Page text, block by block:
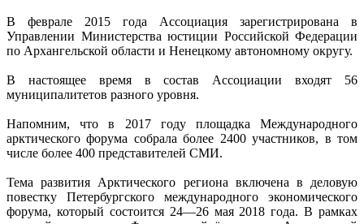
В феврале 2015 года Ассоциация зарегистрирована в
Управлении Министерства юстиции Российской Федерации
по Архангельской области и Ненецкому автономному округу.
В настоящее время в состав Ассоциации входят 56
муниципалитетов разного уровня.
Напомним, что в 2017 году площадка Международного
арктического форума собрала более 2400 участников, в том
числе более 400 представителей СМИ.
Тема развития Арктического региона включена в деловую
повестку Петербургского международного экономического
форума, который состоится 24—26 мая 2018 года. В рамках